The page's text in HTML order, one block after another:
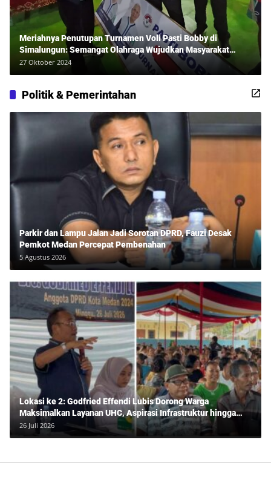
Meriahnya Penutupan Turnamen Voli Pasti Bobby di
Simalungun: Semangat Olahraga Wujudkan Masyarakat
Sehat Bersama Erwan Rozadi dan Ribuan Penonton!
27 Oktober 2024
Politik & Pemerintahan
Parkir dan Lampu Jalan Jadi Sorotan DPRD, Fauzi Desak
Pemkot Medan Percepat Pembenahan
5 Agustus 2026
Lokasi ke 2: Godfried Effendi Lubis Dorong Warga
Maksimalkan Layanan UHC, Aspirasi Infrastruktur hingga
Pendidikan Mengemuka dalam Reses Medan Amplas
26 Juli 2026